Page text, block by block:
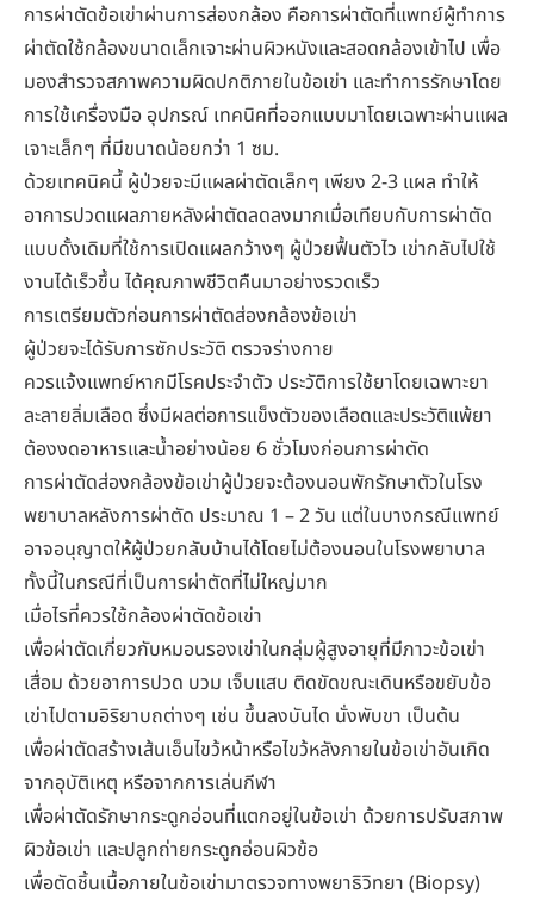
การผ่าตัดข้อเข่าผ่านการส่องกล้อง คือการผ่าตัดที่แพทย์ผู้ทำการ
ผ่าตัดใช้กล้องขนาดเล็กเจาะผ่านผิวหนังและสอดกล้องเข้าไป เพื่อ
มองสำรวจสภาพความผิดปกติภายในข้อเข่า และทำการรักษาโดย
การใช้เครื่องมือ อุปกรณ์ เทคนิคที่ออกแบบมาโดยเฉพาะผ่านแผล
เจาะเล็กๆ ที่มีขนาดน้อยกว่า 1 ซม.
ด้วยเทคนิคนี้ ผู้ป่วยจะมีแผลผ่าตัดเล็กๆ เพียง 2-3 แผล ทำให้
อาการปวดแผลภายหลังผ่าตัดลดลงมากเมื่อเทียบกับการผ่าตัด
แบบดั้งเดิมที่ใช้การเปิดแผลกว้างๆ ผู้ป่วยฟื้นตัวไว เข่ากลับไปใช้
งานได้เร็วขึ้น ได้คุณภาพชีวิตคืนมาอย่างรวดเร็ว
การเตรียมตัวก่อนการผ่าตัดส่องกล้องข้อเข่า
ผู้ป่วยจะได้รับการซักประวัติ ตรวจร่างกาย
ควรแจ้งแพทย์หากมีโรคประจำตัว ประวัติการใช้ยาโดยเฉพาะยา
ละลายลิ่มเลือด ซึ่งมีผลต่อการแข็งตัวของเลือดและประวัติแพ้ยา
ต้องงดอาหารและน้ำอย่างน้อย 6 ชั่วโมงก่อนการผ่าตัด
การผ่าตัดส่องกล้องข้อเข่าผู้ป่วยจะต้องนอนพักรักษาตัวในโรง
พยาบาลหลังการผ่าตัด ประมาณ 1 – 2 วัน แต่ในบางกรณีแพทย์
อาจอนุญาตให้ผู้ป่วยกลับบ้านได้โดยไม่ต้องนอนในโรงพยาบาล
ทั้งนี้ในกรณีที่เป็นการผ่าตัดที่ไม่ใหญ่มาก
เมื่อไรที่ควรใช้กล้องผ่าตัดข้อเข่า
เพื่อผ่าตัดเกี่ยวกับหมอนรองเข่าในกลุ่มผู้สูงอายุที่มีภาวะข้อเข่า
เสื่อม ด้วยอาการปวด บวม เจ็บแสบ ติดขัดขณะเดินหรือขยับข้อ
เข่าไปตามอิริยาบถต่างๆ เช่น ขึ้นลงบันได นั่งพับขา เป็นต้น
เพื่อผ่าตัดสร้างเส้นเอ็นไขว้หน้าหรือไขว้หลังภายในข้อเข่าอันเกิด
จากอุบัติเหตุ หรือจากการเล่นกีฬา
เพื่อผ่าตัดรักษากระดูกอ่อนที่แตกอยู่ในข้อเข่า ด้วยการปรับสภาพ
ผิวข้อเข่า และปลูกถ่ายกระดูกอ่อนผิวข้อ
เพื่อตัดชิ้นเนื้อภายในข้อเข่ามาตรวจทางพยาธิวิทยา (Biopsy)